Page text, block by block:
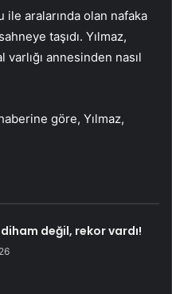
ile aralarında olan nafaka
taşıdı. Yılmaz,
annesinden nasıl
göre, Yılmaz,
değil, rekor vardı!